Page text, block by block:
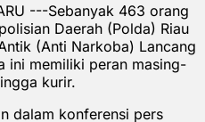
---Sebanyak 463 orang
Daerah (Polda) Riau
(Anti Narkoba) Lancang
ini memiliki peran masing-
kurir.
dalam konferensi pers